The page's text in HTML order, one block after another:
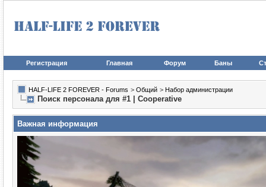
Регистрация Главная Форум Баны
HALF-LIFE 2 FOREVER - Forums > Общий > Набор администрации
Поиск персонала для #1 | Cooperative
Важная информация